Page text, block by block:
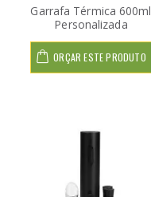
Garrafa Térmica 600ml
Personalizada
ORÇAR ESTE PRODUTO